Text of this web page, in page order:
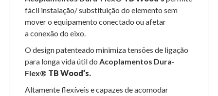
fácil instalação/ substituição do elemento sem
mover o equipamento conectado ou afetar
a conexão do eixo.
O design patenteado minimiza tensões de ligação
para longa vida útil do Acoplamentos Dura-
Flex® TB Wood’s.
Altamente flexíveis e capazes de acomodar